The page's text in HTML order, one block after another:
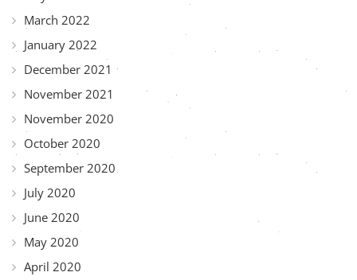
March 2022
January 2022
December 2021
November 2021
November 2020
October 2020
September 2020
July 2020
June 2020
May 2020
April 2020